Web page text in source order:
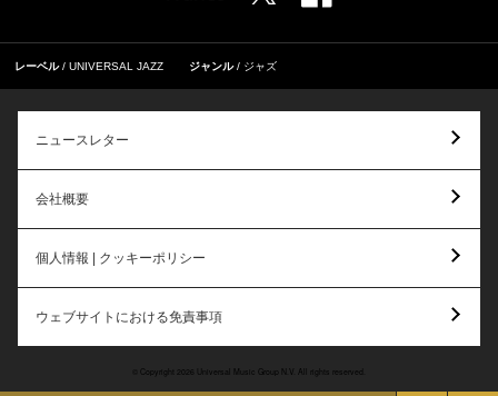
レーベル UNIVERSAL JAZZ ジャンル ジャズ
ニュースレター
会社概要
個人情報 | クッキーポリシー
ウェブサイトにおける免責事項
© Copyright 2026 Universal Music Group N.V. All rights reserved.